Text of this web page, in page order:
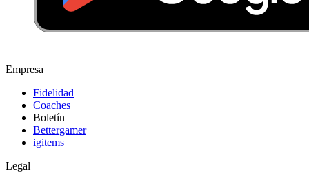
Empresa
Fidelidad
Coaches
Boletín
Bettergamer
igitems
Legal